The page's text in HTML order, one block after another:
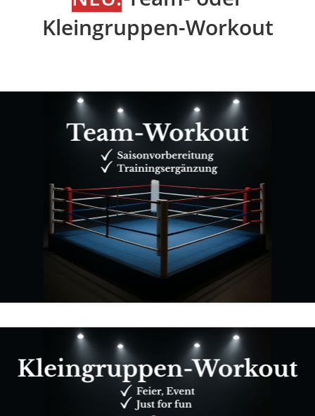
Kleingruppen-Workout